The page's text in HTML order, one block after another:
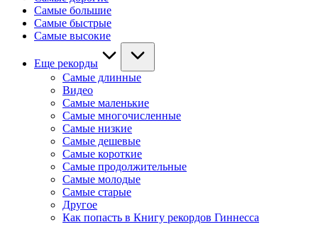
Самые большие
Самые быстрые
Самые высокие
Еще рекорды
Самые длинные
Видео
Самые маленькие
Самые многочисленные
Самые низкие
Самые дешевые
Самые короткие
Самые продолжительные
Самые молодые
Самые старые
Другое
Как попасть в Книгу рекордов Гиннесса